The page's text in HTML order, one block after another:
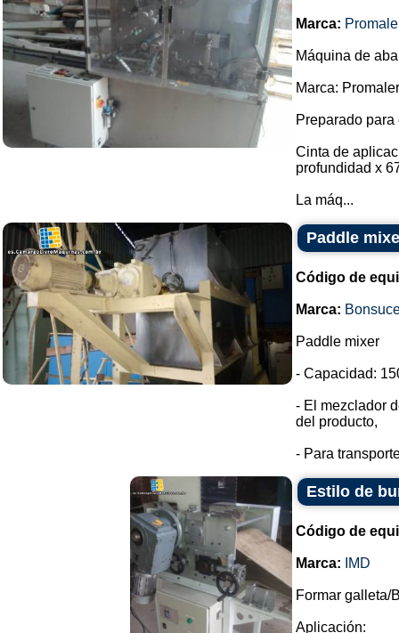
Marca:
Máquina de
Marca:
Preparado
Cinta de
profundidad x
La máq...
Paddle
Código de
Marca:
Paddle mixer
- Capacidad:
- El mezclador
del producto,
- Para
Estilo de
Código de
Marca: IMD
Formar galleta/
Aplicación: